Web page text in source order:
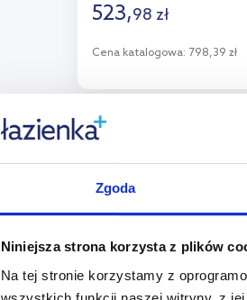
Zgoda
Niniejsza strona korzysta z plików
Na tej stronie korzystamy z
523,98 zł
Cena katalogowa: 798,39 zł
Do